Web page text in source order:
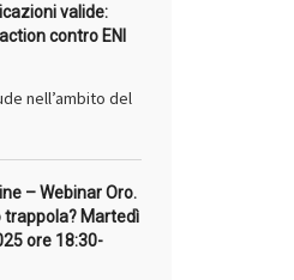
valide:
contro ENI
nell’ambito del
– Webinar Oro.
trappola? Martedì
ore 18:30-